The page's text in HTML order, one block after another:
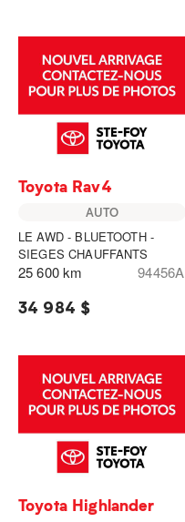
Toyota Rav4
AUTO
LE AWD - BLUETOOTH -
SIEGES CHAUFFANTS
25 600 km 94456A
34 984 $
Toyota Highlander